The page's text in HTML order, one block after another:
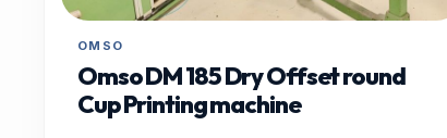
OMSO
Omso DM 185 Dry Offset round
Cup Printing machine